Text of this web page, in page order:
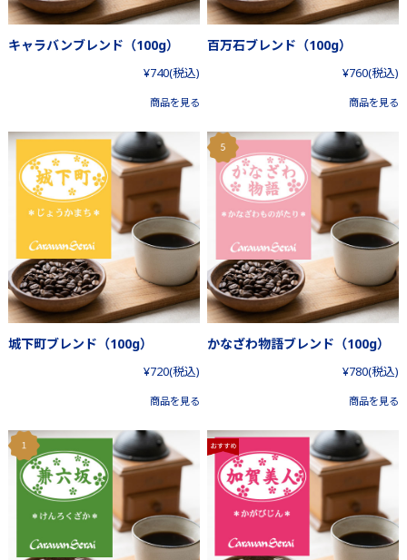
キャラバンブレンド（100g）
¥740(税込)
商品を見る
百万石ブレンド（100g）
¥760(税込)
商品を見る
城下町ブレンド（100g）
¥720(税込)
商品を見る
かなざわ物語ブレンド（100g）
¥780(税込)
商品を見る